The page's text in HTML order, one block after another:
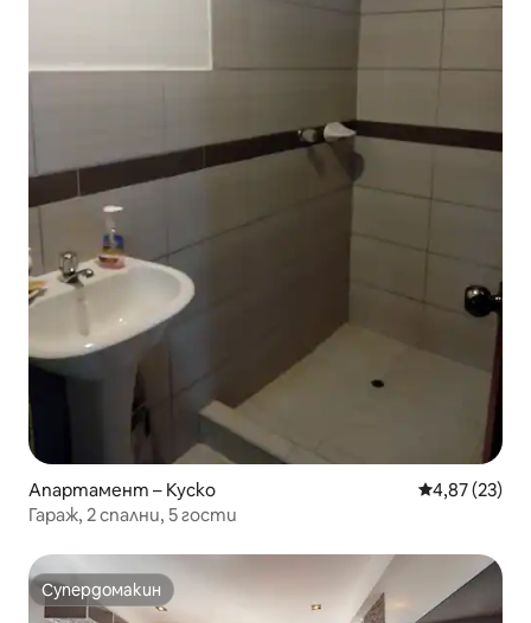
Апартамент – Куско Средна
4,87 (23)
Гараж, 2 спални, 5 гости
Супердомакин
Супердомакин